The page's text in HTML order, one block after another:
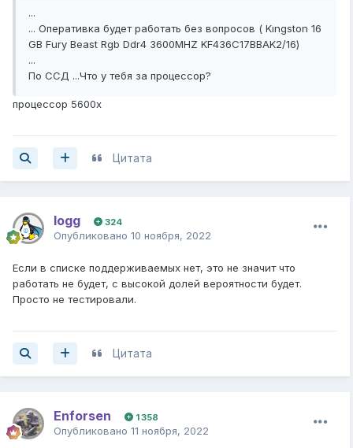
...
... Оперативка будет работать без вопросов ( Kıngston 16
GB Fury Beast Rgb Ddr4 3600MHZ KF436C17BBAK2/16)
...
По ССД ...Что у тебя за процессор?
процессор 5600x
Цитата
logg 324
Опубликовано 10 ноября, 2022
Если в списке поддерживаемых нет, это не значит что
работать не будет, с высокой долей вероятности будет.
Просто не тестировали.
Цитата
Enforsen 1 358
Опубликовано 11 ноября, 2022